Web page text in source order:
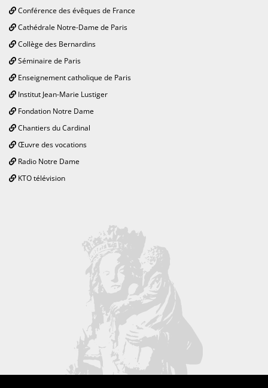
Conférence des évêques de France
Cathédrale Notre-Dame de Paris
Collège des Bernardins
Séminaire de Paris
Enseignement catholique de Paris
Institut Jean-Marie Lustiger
Fondation Notre Dame
Chantiers du Cardinal
Œuvre des vocations
Radio Notre Dame
KTO télévision